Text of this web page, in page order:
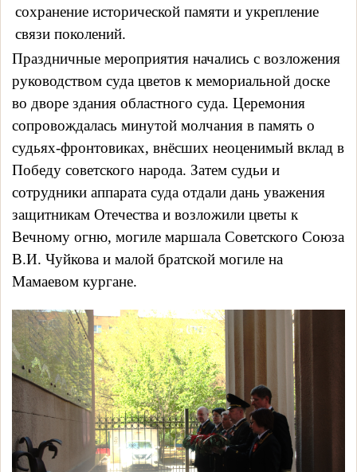
сохранение исторической памяти и укрепление
связи поколений.
Праздничные мероприятия начались с возложения
руководством суда цветов к мемориальной доске
во дворе здания областного суда. Церемония
сопровождалась минутой молчания в память о
судьях-фронтовиках, внёсших неоценимый вклад в
Победу советского народа. Затем судьи и
сотрудники аппарата суда отдали дань уважения
защитникам Отечества и возложили цветы к
Вечному огню, могиле маршала Советского Союза
В.И. Чуйкова и малой братской могиле на
Мамаевом кургане.